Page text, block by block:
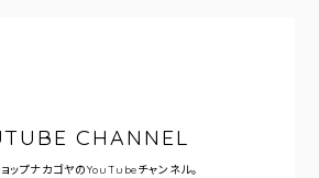
CHANNEL
ップナカゴヤのYouTubeチャンネル。